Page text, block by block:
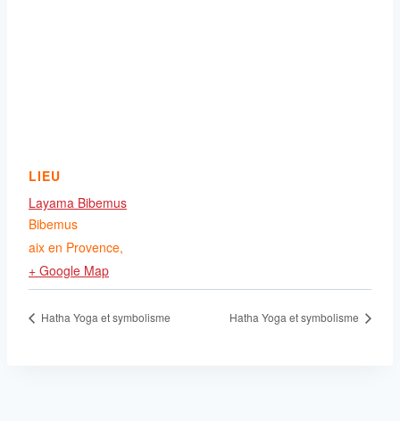
LIEU
Layama Bibemus
Bibemus
aix en Provence,
+ Google Map
Hatha Yoga et symbolisme Hatha Yoga et symbolisme